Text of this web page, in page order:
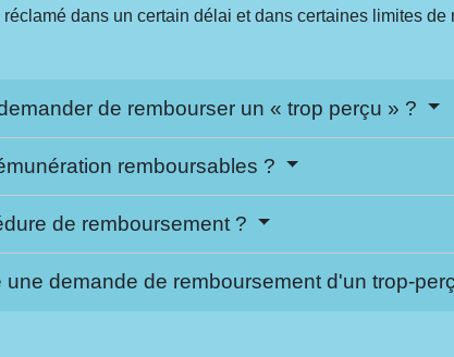
dans un certain délai et dans certaines limites de
de rembourser un « trop perçu » ?
remboursables ?
de remboursement ?
demande de remboursement d'un trop-